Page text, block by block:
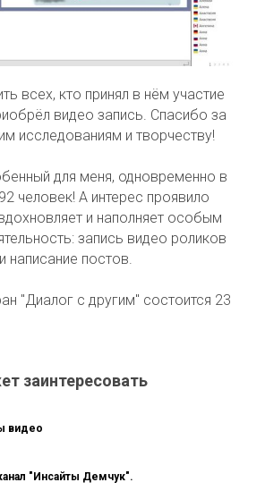
всех, кто принял в нём участие
видео запись. Спасибо за
исследованиям и творчеству!
для меня, одновременно в
человек! А интерес проявило
и наполняет особым
запись видео роликов
написание постов.
"Диалог с другим" состоится 23
заинтересовать
видео
"Инсайты Демчук".